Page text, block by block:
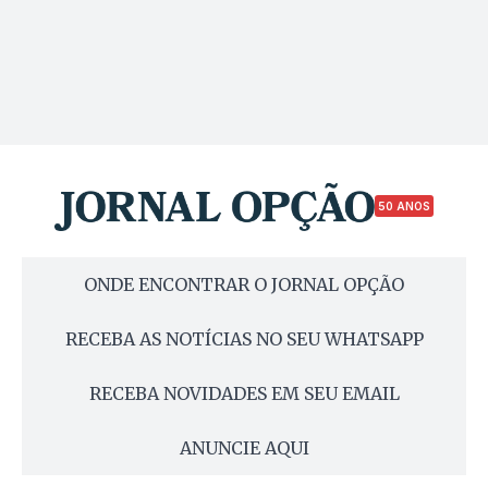
50 ANOS
ONDE ENCONTRAR O JORNAL OPÇÃO
RECEBA AS NOTÍCIAS NO SEU WHATSAPP
RECEBA NOVIDADES EM SEU EMAIL
ANUNCIE AQUI